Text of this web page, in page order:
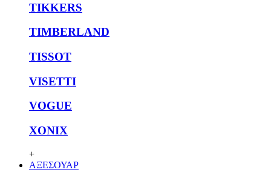
TIKKERS
TIMBERLAND
TISSOT
VISETTI
VOGUE
XONIX
+
ΑΞΕΣΟΥΑΡ